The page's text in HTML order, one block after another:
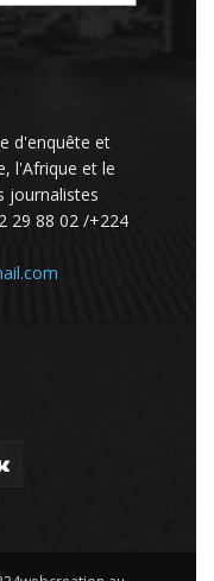
d'enquête et
l'Afrique et le
journalistes
29 88 02 /+224